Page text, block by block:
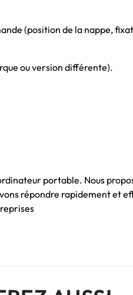
(position de la nappe,
ou version différente).
portable. Nous
répondre rapidement et